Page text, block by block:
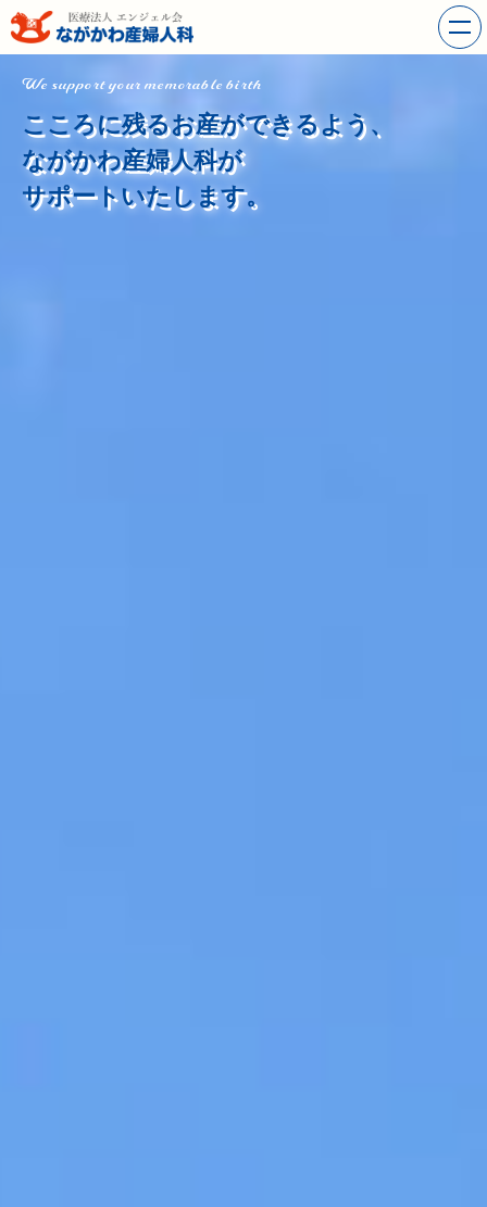
We support your memorable birth
こころに残るお産ができるよう、
ながかわ産婦人科が
サポートいたします。